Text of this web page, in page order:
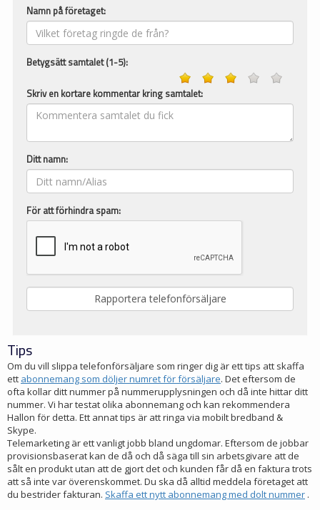
Namn på företaget:
Betygsätt samtalet (1-5):
Skriv en kortare kommentar kring samtalet:
Ditt namn:
För att förhindra spam:
Tips
Om du vill slippa telefonförsäljare som ringer dig är ett tips att skaffa
ett abonnemang som döljer numret för försäljare. Det eftersom de
ofta kollar ditt nummer på nummerupplysningen och då inte hittar ditt
nummer. Vi har testat olika abonnemang och kan rekommendera
Hallon för detta. Ett annat tips är att ringa via mobilt bredband &
Skype.
Telemarketing är ett vanligt jobb bland ungdomar. Eftersom de jobbar
provisionsbaserat kan de då och då säga till sin arbetsgivare att de
sålt en produkt utan att de gjort det och kunden får då en faktura trots
att så inte var överenskommet. Du ska då alltid meddela företaget att
du bestrider fakturan. Skaffa ett nytt abonnemang med dolt nummer .